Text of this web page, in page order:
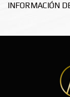
INFORMACIÓN